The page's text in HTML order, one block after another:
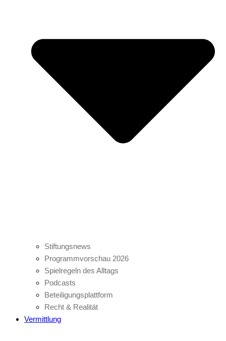
Stiftungsnews
Programmvorschau 2026
Spielregeln des Alltags
Podcasts
Beteiligungsplattform
Recht & Realität
Vermittlung